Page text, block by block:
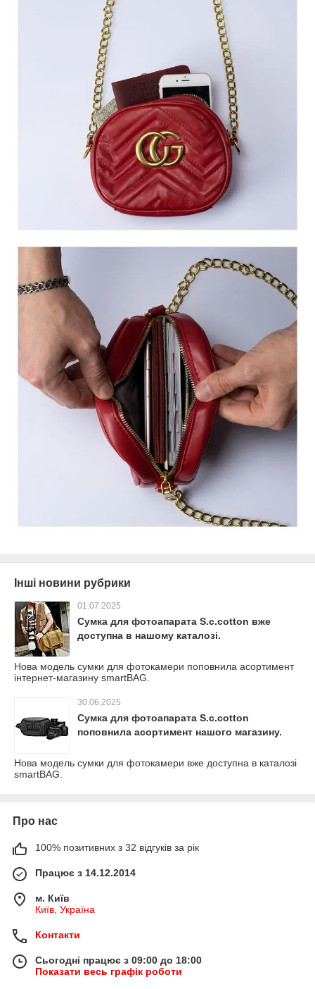
Інші новини рубрики
01.07.2025
Сумка для фотоапарата S.c.cotton вже
доступна в нашому каталозі.
Нова модель сумки для фотокамери поповнила асортимент
інтернет-магазину smartBAG.
30.06.2025
Сумка для фотоапарата S.c.cotton
поповнила асортимент нашого магазину.
Нова модель сумки для фотокамери вже доступна в каталозі
smartBAG.
Про нас
100% позитивних з 32 відгуків за рік
Працює з 14.12.2014
м. Київ
Київ, Україна
Контакти
Сьогодні працює з 09:00 до 18:00
Показати весь графік роботи